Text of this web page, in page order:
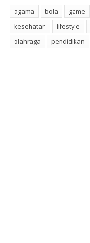
agama bola game
kesehatan
lifestyle
olahraga
pendidikan